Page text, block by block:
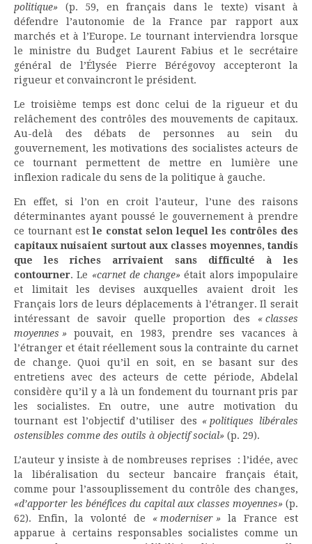
politique» (p. 59, en français dans le texte) visant à
défendre l’autonomie de la France par rapport aux
marchés et à l’Europe. Le tournant interviendra lorsque
le ministre du Budget Laurent Fabius et le secrétaire
général de l’Élysée Pierre Bérégovoy accepteront la
rigueur et convaincront le président.
Le troisième temps est donc celui de la rigueur et du
relâchement des contrôles des mouvements de capitaux.
Au-delà des débats de personnes au sein du
gouvernement, les motivations des socialistes acteurs de
ce tournant permettent de mettre en lumière une
inflexion radicale du sens de la politique à gauche.
En effet, si l’on en croit l’auteur, l’une des raisons
déterminantes ayant poussé le gouvernement à prendre
ce tournant estle constat selon lequel les contrôles des
capitaux nuisaient surtout aux classes moyennes, tandis
que les riches arrivaient sans difficulté à les
contourner. Le «carnet de change» était alors impopulaire
et limitait les devises auxquelles avaient droit les
Français lors de leurs déplacements à l’étranger. Il serait
intéressant de savoir quelle proportion des « classes
moyennes » pouvait, en 1983, prendre ses vacances à
l’étranger et était réellement sous la contrainte du carnet
de change. Quoi qu’il en soit, en se basant sur des
entretiens avec des acteurs de cette période, Abdelal
considère qu’il y a là un fondement du tournant pris par
les socialistes. En outre, une autre motivation du
tournant est l’objectif d’utiliser des « politiques libérales
ostensibles comme des outils à objectif social» (p. 29).
L’auteur y insiste à de nombreuses reprises : l’idée, avec
la libéralisation du secteur bancaire français était,
comme pour l’assouplissement du contrôle des changes,
«d’apporter les bénéfices du capital aux classes moyennes»(p.
62). Enfin, la volonté de « moderniser » la France est
apparue à certains responsables socialistes comme un